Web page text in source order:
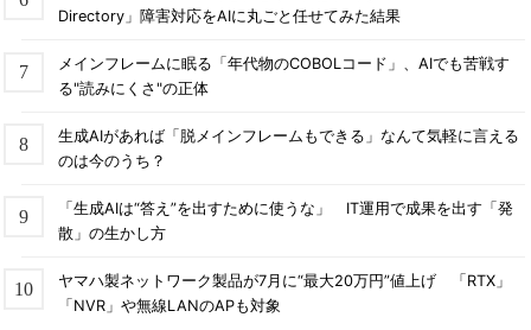
Directory」障害対応をAIに丸ごと任せてみた結果
メインフレームに眠る「年代物のCOBOLコード」、AIでも苦戦す
る"読みにくさ"の正体
生成AIがあれば「脱メインフレームもできる」なんて気軽に言える
のは今のうち？
「生成AIは“答え”を出すために使うな」 IT運用で成果を出す「発
散」の生かし方
ヤマハ製ネットワーク製品が7月に“最大20万円”値上げ 「RTX」
「NVR」や無線LANのAPも対象